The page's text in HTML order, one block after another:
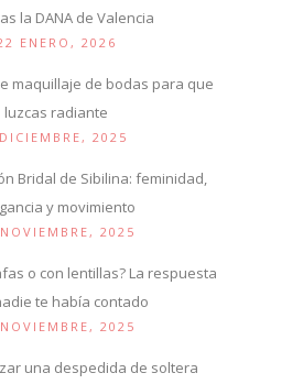
la DANA de Valencia
ENERO, 2026
maquillaje de bodas para que
luzcas radiante
2025
Bridal de Sibilina: feminidad,
y movimiento
2025
o con lentillas? La respuesta
te había contado
2025
una despedida de soltera